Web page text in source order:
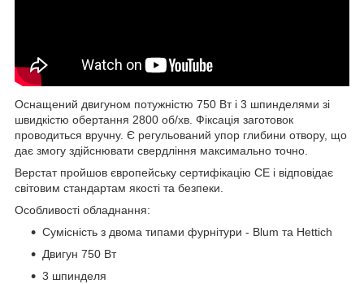
Оснащений двигуном потужністю 750 Вт і 3 шпинделями зі
швидкістю обертання 2800 об/хв. Фіксація заготовок
проводиться вручну. Є регульований упор глибини отвору, що
дає змогу здійснювати свердління максимально точно.
Верстат пройшов європейську сертифікацію CE і відповідає
світовим стандартам якості та безпеки.
Особливості обладнання:
Сумісність з двома типами фурнітури - Blum та Hettich
Двигун 750 Вт
3 шпинделя